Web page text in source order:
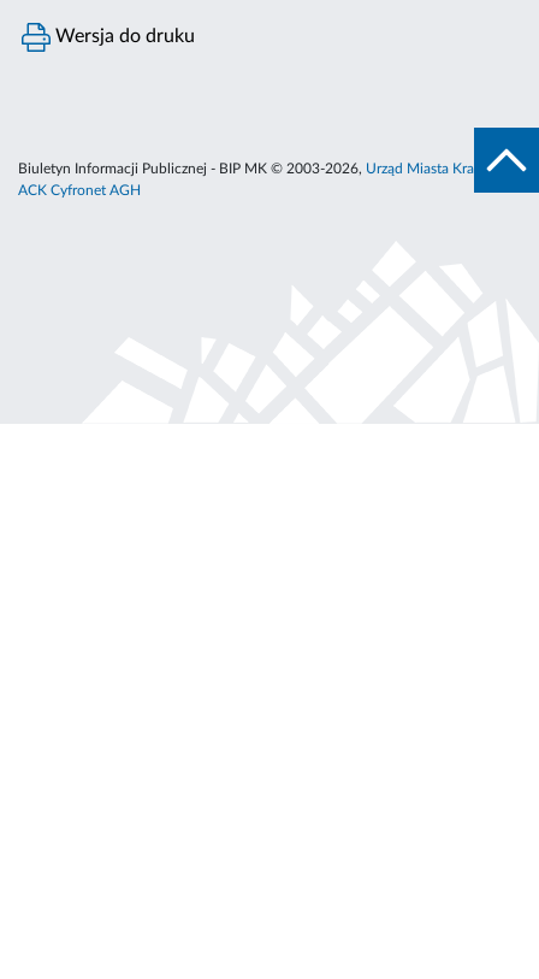
Wersja do druku
Biuletyn Informacji Publicznej - BIP MK © 2003-2026, Urząd Miasta Krakowa
ACK Cyfronet AGH